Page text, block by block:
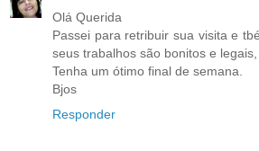
Olá Querida
Passei para retribuir sua visita e
seus trabalhos são bonitos e legais,
Tenha um ótimo final de semana.
Bjos
Responder